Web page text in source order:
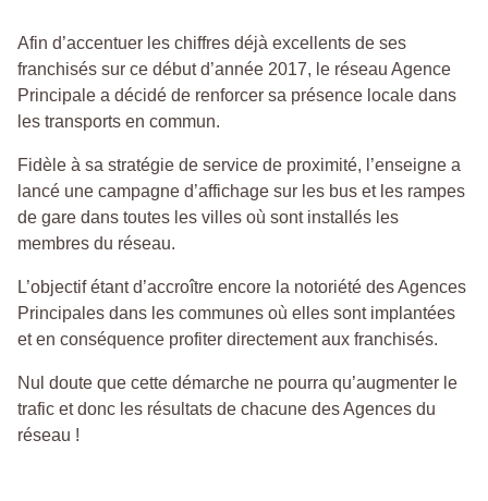
Afin d’accentuer les chiffres déjà excellents de ses
franchisés sur ce début d’année 2017, le réseau Agence
Principale a décidé de renforcer sa présence locale dans
les transports en commun.
Fidèle à sa stratégie de service de proximité, l’enseigne a
lancé une campagne d’affichage sur les bus et les rampes
de gare dans toutes les villes où sont installés les
membres du réseau.
L’objectif étant d’accroître encore la notoriété des Agences
Principales dans les communes où elles sont implantées
et en conséquence profiter directement aux franchisés.
Nul doute que cette démarche ne pourra qu’augmenter le
trafic et donc les résultats de chacune des Agences du
réseau !